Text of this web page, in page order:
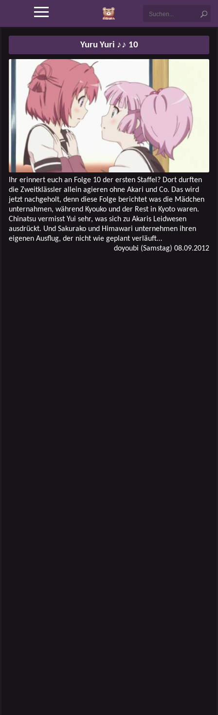
Yuru Yuri ♪♪ 10
Ihr erinnert euch an Folge 10 der ersten Staffel? Dort durften
die Zweitklässler allein agieren ohne Akari und Co. Das wird
jetzt nachgeholt, denn diese Folge berichtet was die Mädchen
unternahmen, während Kyouko und der Rest in Kyoto waren.
Chinatsu vermisst Yui sehr, was sich zu Akaris Leidwesen
ausdrückt. Und Sakurako und Himawari unternehmen ihren
eigenen Ausflug, der nicht wie geplant verläuft…
doyoubi (Samstag) 08.09.2012